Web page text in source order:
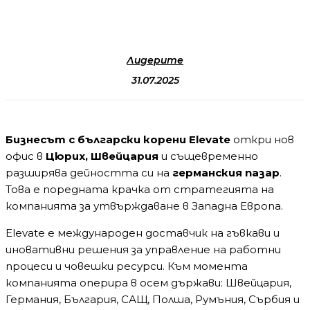
Лидерите
31.07.2025
Бизнесът с български корени Elevate откри нов
офис в Цюрих, Швейцария и същевременно
разширява дейността си на германския пазар.
Това е поредната крачка от стратегията на
компанията за утвърждаване в Западна Европа.
Elevate е международен доставчик на гъвкави и
иновативни решения за управление на работни
процеси и човешки ресурси. Към момента
компанията оперира в осем държави: Швейцария,
Германия, България, САЩ, Полша, Румъния, Сърбия и